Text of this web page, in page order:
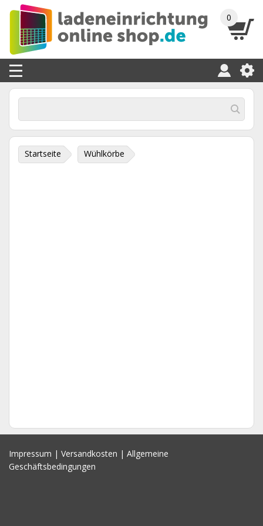
0
Startseite Wühlkörbe
Impressum | Versandkosten | Allgemeine
Geschäftsbedingungen